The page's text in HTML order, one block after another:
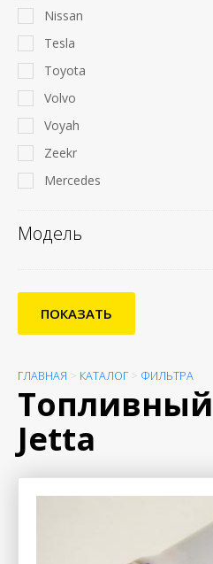
Nissan
Tesla
Toyota
Volvo
Voyah
Zeekr
Mercedes
Модель
ПОКАЗАТЬ
ГЛАВНАЯ > КАТАЛОГ > ФИЛЬТРА
Jetta